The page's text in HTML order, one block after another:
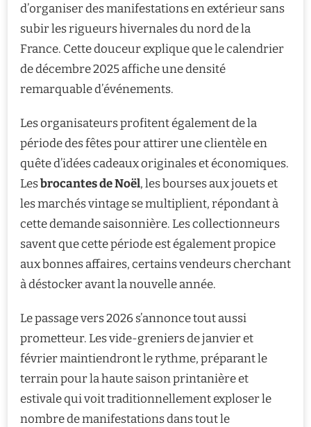
d’organiser des manifestations en extérieur sans
subir les rigueurs hivernales du nord de la
France. Cette douceur explique que le calendrier
de décembre 2025 affiche une densité
remarquable d’événements.
Les organisateurs profitent également de la
période des fêtes pour attirer une clientèle en
quête d’idées cadeaux originales et économiques.
Lesbrocantes de Noël, les bourses aux jouets et
les marchés vintage se multiplient, répondant à
cette demande saisonnière. Les collectionneurs
savent que cette période est également propice
aux bonnes affaires, certains vendeurs cherchant
à déstocker avant la nouvelle année.
Le passage vers 2026 s’annonce tout aussi
prometteur. Les vide-greniers de janvier et
février maintiendront le rythme, préparant le
terrain pour la haute saison printanière et
estivale qui voit traditionnellement exploser le
nombre de manifestations dans tout le